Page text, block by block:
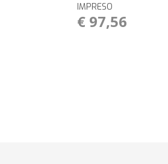
IMPRESO
€ 97,56